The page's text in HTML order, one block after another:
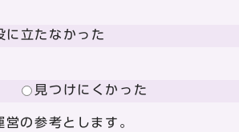
に立たなかった
見つけにくかった
の参考とします。